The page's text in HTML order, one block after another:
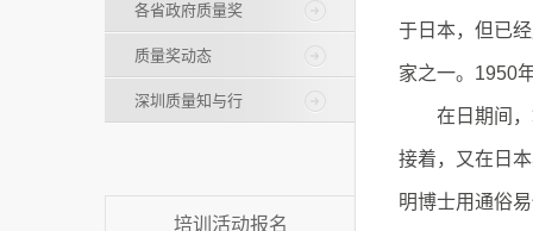
各省政府质量奖
质量奖动态
深圳质量知与行
培训活动报名
于日本，但已
家之一。1950
在日期间，戴
接着，又在日
明博士用通俗